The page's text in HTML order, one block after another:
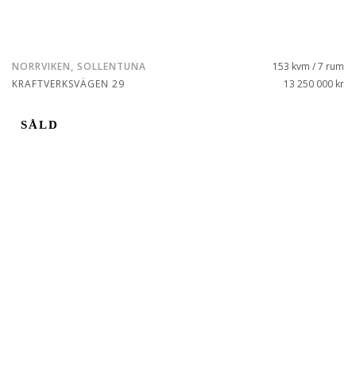
NORRVIKEN, SOLLENTUNA
KRAFTVERKSVÄGEN 29
153 kvm / 7 rum
13 250 000 kr
SÅLD